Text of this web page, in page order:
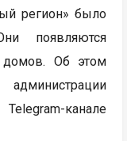
регион» было
появляются
домов. Об этом
канале